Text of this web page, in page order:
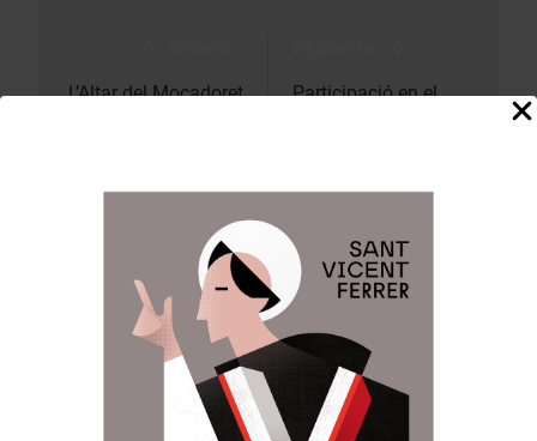
de
L’Altar del Mocadoret
Participació en el
DEJA UNA RESPUESTA
Tu dirección de correo electrónico no será